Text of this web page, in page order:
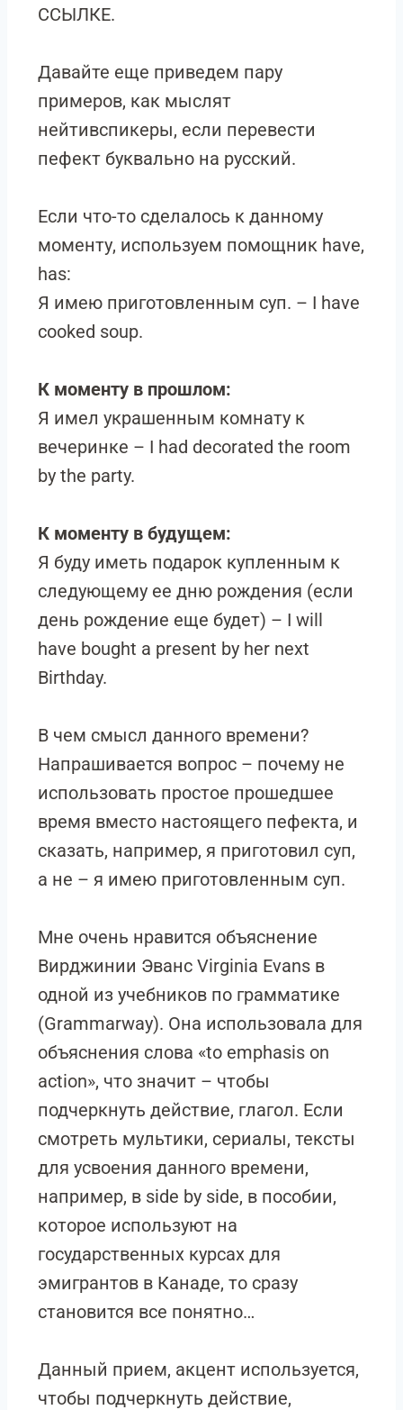
ССЫЛКЕ.
Давайте еще приведем пару
примеров, как мыслят
нейтивспикеры, если перевести
пефект буквально на русский.
Если что-то сделалось к данному
моменту, используем помощник have,
has:
Я имею приготовленным суп. – I have
cooked soup.
К моменту в прошлом:
Я имел украшенным комнату к
вечеринке – I had decorated the room
by the party.
К моменту в будущем:
Я буду иметь подарок купленным к
следующему ее дню рождения (если
день рождение еще будет) – I will
have bought a present by her next
Birthday.
В чем смысл данного времени?
Напрашивается вопрос – почему не
использовать простое прошедшее
время вместо настоящего пефекта, и
сказать, например, я приготовил суп,
а не – я имею приготовленным суп.
Мне очень нравится объяснение
Вирджинии Эванс Virginia Evans в
одной из учебников по грамматике
(Grammarway). Она использовала для
объяснения слова «to emphasis on
action», что значит – чтобы
подчеркнуть действие, глагол. Если
смотреть мультики, сериалы, тексты
для усвоения данного времени,
например, в side by side, в пособии,
которое используют на
государственных курсах для
эмигрантов в Канаде, то сразу
становится все понятно…
Данный прием, акцент используется,
чтобы подчеркнуть действие,